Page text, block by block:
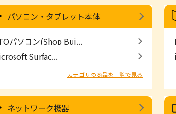
パソコン・タブレット本体
パソコン(Shop Bui...
Surfac...
カテゴリの商品を一覧で見る
ネットワーク機器